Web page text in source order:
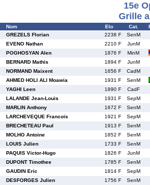
15e
Grille
Nom Elo Cat.
GREZELS Florian 2238 F
SenM
EVENO Nathan 2210 F
JunM
POGHOSYAN Alen 1876 F
MinM
BERNARD Mathis 1894 F
JunM
NORMAND Maixent 1656 F
CadM
AHMED HOLI ALI Moawia 1931 F
SenM
YAGHI Leen 1890 F
CadF
LALANDE Jean-Louis 1931 F
SepM
MARLIN Anthony 1672 F
SenM
LARCHEVEQUE Francois 1921 F
SepM
BRECHETEAU Paul 1913 F
SenM
MOLHO Antoine 1852 F
SenM
LOUIS Julien 1733 F
SenM
PAQUIS Victor-Hugo 1826 F
JunM
DUPONT Timothee 1785 F
SenM
GAUDIN Eric 1814 F
SepM
DESFORGES Julien 1756 F
SenM